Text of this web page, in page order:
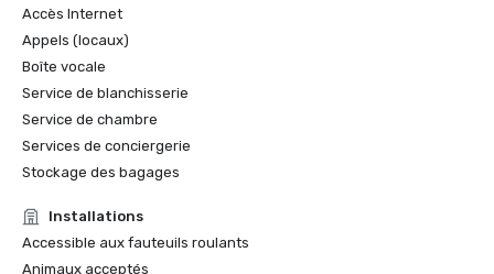
Accès Internet
Appels (locaux)
Boîte vocale
Service de blanchisserie
Service de chambre
Services de conciergerie
Stockage des bagages
Installations
Accessible aux fauteuils roulants
Animaux acceptés